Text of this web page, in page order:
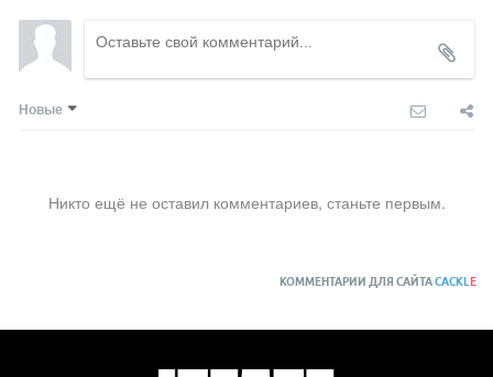
Новые
Никто ещё не оставил комментариев, станьте первым.
КОММЕНТАРИИ ДЛЯ САЙТАCACKL E